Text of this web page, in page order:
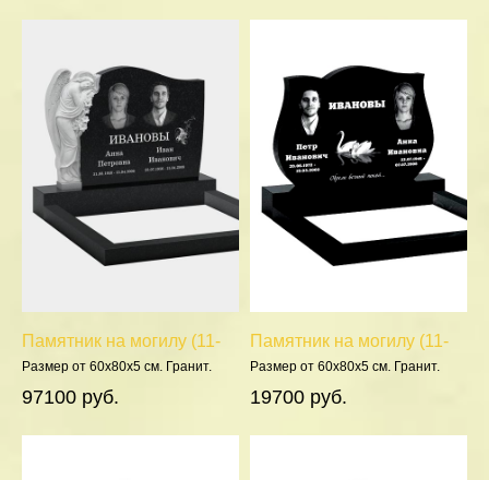
Памятник на могилу (11-
359)
Размер от 60х80х5 см. Гранит.
97100 руб.
Памятник на могилу (11-
211)
Размер от 60х80х5 см. Гранит.
19700 руб.